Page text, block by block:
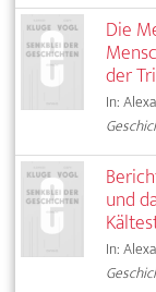
Die
der
In:
und
In: